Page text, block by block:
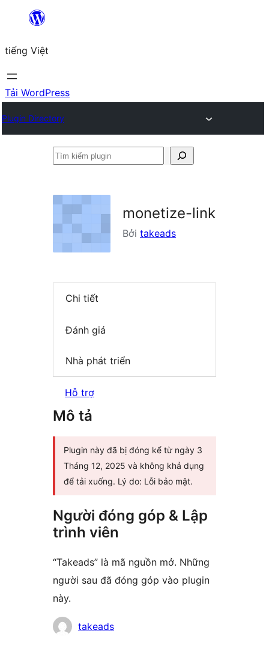
Chuyển
phần
nội
dung
tiếng Việt
Tải WordPress
Plugin Directory
Tìm
monetize-link
Bởi takeads
Chi tiết
Đánh giá
Nhà phát triển
Hỗ trợ
Mô tả
Plugin này đã bị đóng kể từ ngày 3
Tháng 12, 2025 và không khả dụng
để tải xuống. Lý do: Lỗi bảo mật.
Người đóng góp & Lập
trình viên
“Takeads” là mã nguồn mở. Những
người sau đã đóng góp vào plugin
này.
Nhữngtakeads